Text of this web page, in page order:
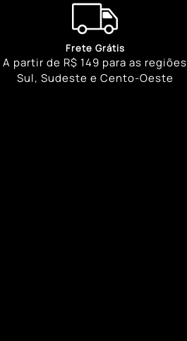
Frete Grátis
A partir de R$ 149 para as regiões
Sul, Sudeste e Cento-Oeste